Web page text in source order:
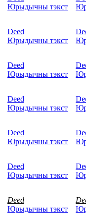
Юрыдычны тэкст
Deed
Юрыдычны тэкст
Deed
Юрыдычны тэкст
Deed
Юрыдычны тэкст
Deed
Юрыдычны тэкст
Deed
Юрыдычны тэкст
Deed
Юрыдычны тэкст